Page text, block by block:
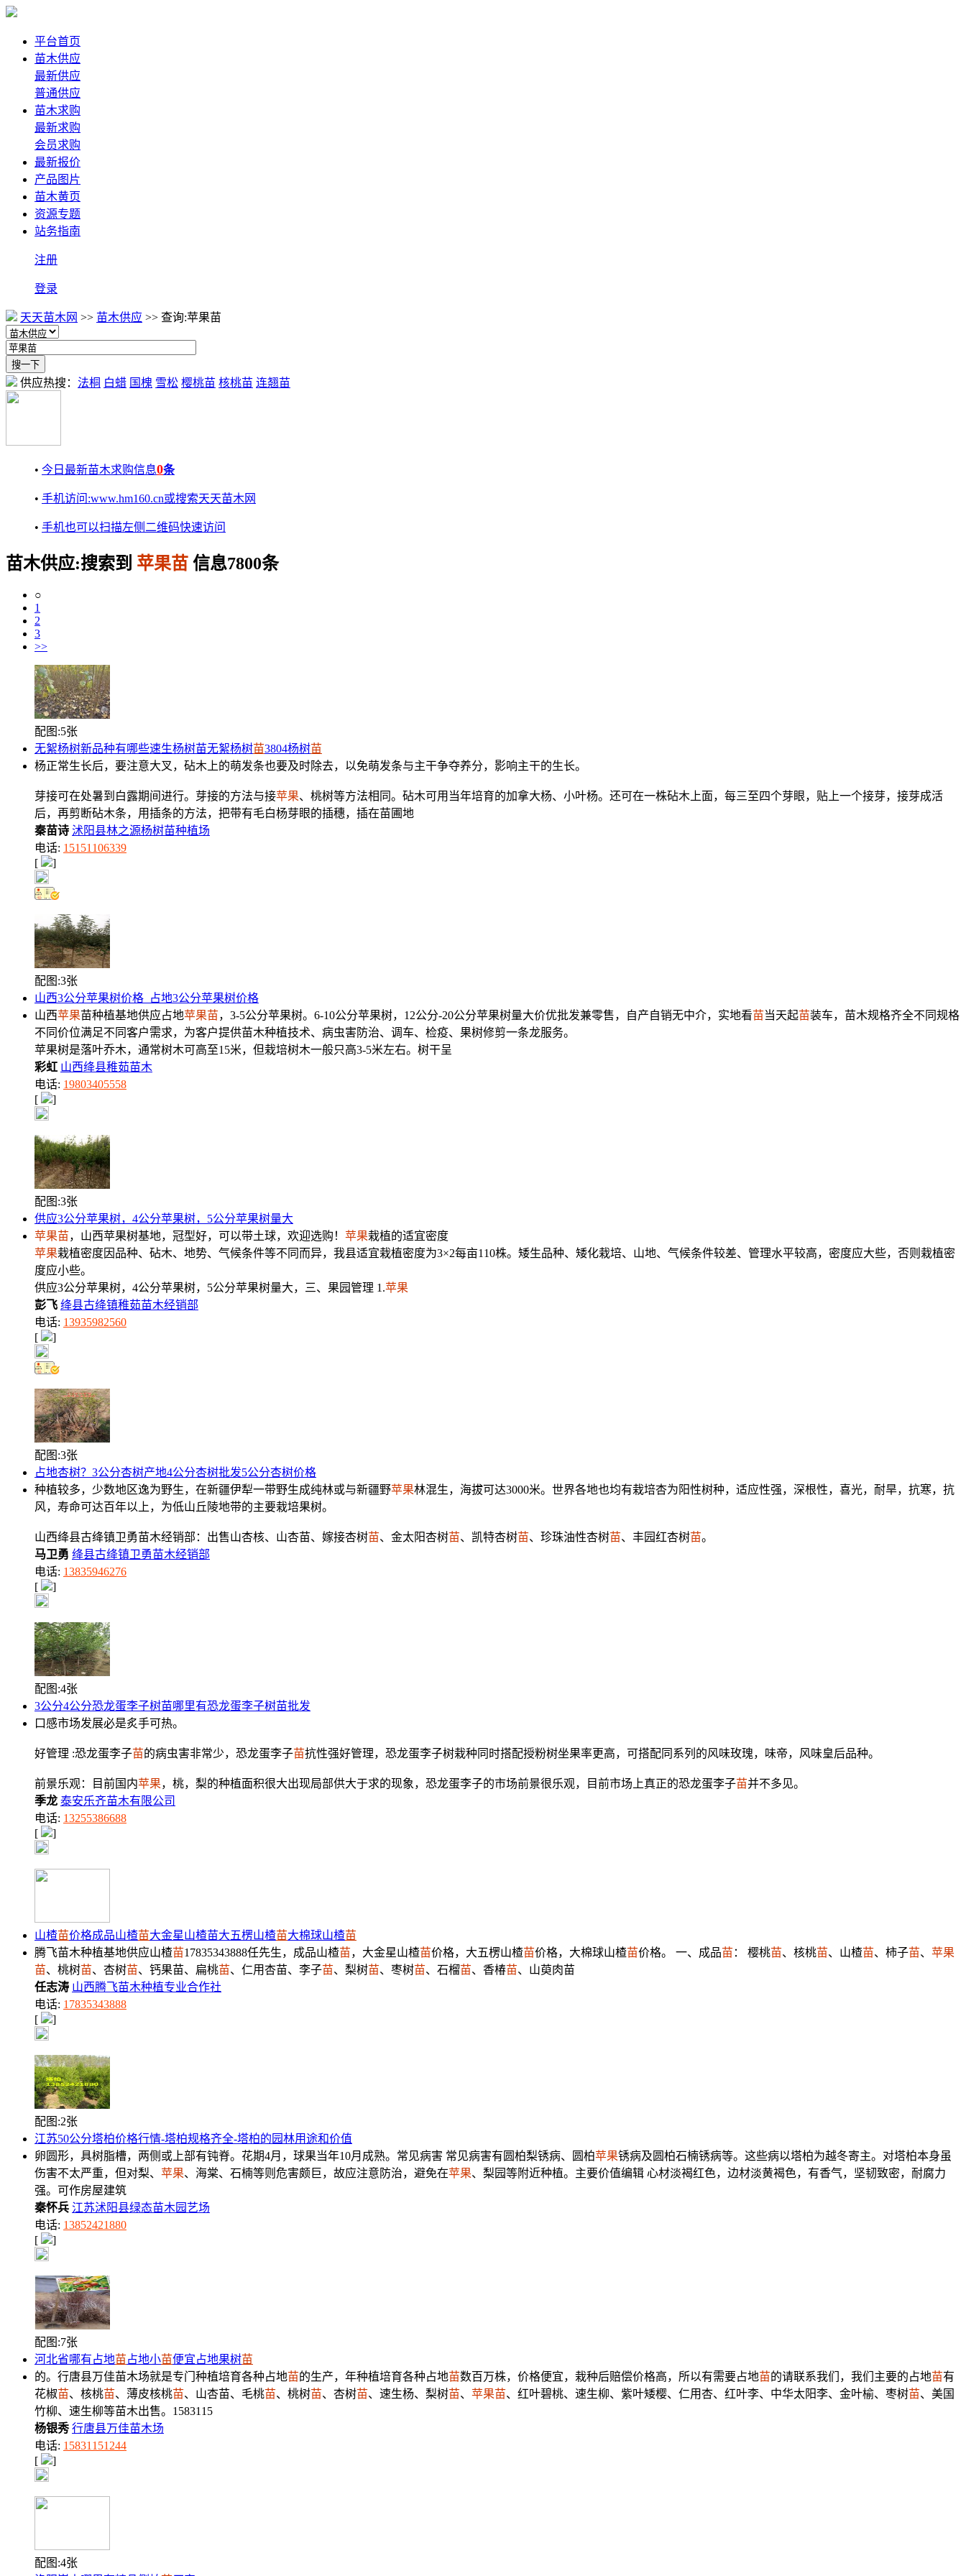
平台首页
苗木供应
最新供应
普通供应
苗木求购
最新求购
会员求购
最新报价
产品图片
苗木黄页
资源专题
站务指南
注册
登录
天天苗木网 >> 苗木供应 >> 查询:苹果苗
供应热搜： 法桐 白蜡 国槐 雪松 樱桃苗 核桃苗 连翘苗
• 今日最新苗木求购信息0条
• 手机访问:www.hm160.cn或搜索天天苗木网
• 手机也可以扫描左侧二维码快速访问
苗木供应:搜索到 苹果苗 信息7800条
○
1
2
3
>>
配图:5张
无絮杨树新品种有哪些速生杨树苗无絮杨树苗3804杨树苗
杨正常生长后，要注意大叉，砧木上的萌发条也要及时除去，以免萌发条与主干争夺养分，影响主干的生长。
芽接可在处暑到白露期间进行。芽接的方法与接苹果、桃树等方法相同。砧木可用当年培育的加拿大杨、小叶杨。还可在一株砧木上面，每三至四个芽眼，贴上一个接芽，接芽成活
后，再剪断砧木条，用插条的方法，把带有毛白杨芽眼的插穗，插在苗圃地
秦苗诗 沭阳县林之源杨树苗种植场
电话: 15151106339
[
]
配图:3张
山西3公分苹果树价格_占地3公分苹果树价格
山西苹果苗种植基地供应占地苹果苗，3-5公分苹果树。6-10公分苹果树，12公分-20公分苹果树量大价优批发兼零售，自产自销无中介，实地看苗当天起苗装车，苗木规格齐全不同规格
不同价位满足不同客户需求，为客户提供苗木种植技术、病虫害防治、调车、检疫、果树修剪一条龙服务。
苹果树是落叶乔木，通常树木可高至15米，但栽培树木一般只高3-5米左右。树干呈
彩虹 山西绛县稚茹苗木
电话: 19803405558
[
]
配图:3张
供应3公分苹果树，4公分苹果树，5公分苹果树量大
苹果苗，山西苹果树基地，冠型好，可以带土球，欢迎选购！ 苹果栽植的适宜密度
苹果栽植密度因品种、砧木、地势、气候条件等不同而异，我县适宜栽植密度为3×2每亩110株。矮生品种、矮化栽培、山地、气候条件较差、管理水平较高，密度应大些，否则栽植密
度应小些。
供应3公分苹果树，4公分苹果树，5公分苹果树量大，三、果园管理 1.苹果
彭飞 绛县古绛镇稚茹苗木经销部
电话: 13935982560
[
]
配图:3张
占地杏树？3公分杏树产地4公分杏树批发5公分杏树价格
种植较多，少数地区逸为野生，在新疆伊犁一带野生成纯林或与新疆野苹果林混生，海拔可达3000米。世界各地也均有栽培杏为阳性树种，适应性强，深根性，喜光，耐旱，抗寒，抗
风，寿命可达百年以上，为低山丘陵地带的主要栽培果树。
山西绛县古绛镇卫勇苗木经销部：出售山杏核、山杏苗、嫁接杏树苗、金太阳杏树苗、凯特杏树苗、珍珠油性杏树苗、丰园红杏树苗。
马卫勇 绛县古绛镇卫勇苗木经销部
电话: 13835946276
[
]
配图:4张
3公分4公分恐龙蛋李子树苗哪里有恐龙蛋李子树苗批发
口感市场发展必是炙手可热。
好管理 :恐龙蛋李子苗的病虫害非常少，恐龙蛋李子苗抗性强好管理，恐龙蛋李子树栽种同时搭配授粉树坐果率更高，可搭配同系列的风味玫瑰，味帝，风味皇后品种。
前景乐观：目前国内苹果，桃，梨的种植面积很大出现局部供大于求的现象，恐龙蛋李子的市场前景很乐观，目前市场上真正的恐龙蛋李子苗并不多见。
季龙 泰安乐齐苗木有限公司
电话: 13255386688
[
]
山楂苗价格成品山楂苗大金星山楂苗大五楞山楂苗大棉球山楂苗
腾飞苗木种植基地供应山楂苗17835343888任先生，成品山楂苗，大金星山楂苗价格，大五楞山楂苗价格，大棉球山楂苗价格。 一、成品苗： 樱桃苗、核桃苗、山楂苗、柿子苗、 苹果
苗、桃树苗、杏树苗、钙果苗、扁桃苗、仁用杏苗、李子苗、梨树苗、枣树苗、石榴苗、香椿苗、山萸肉苗
任志涛 山西腾飞苗木种植专业合作社
电话: 17835343888
[
]
配图:2张
江苏50公分塔柏价格行情-塔柏规格齐全-塔柏的园林用途和价值
卵圆形，具树脂槽，两侧或上部有钝脊。花期4月，球果当年10月成熟。常见病害 常见病害有圆柏梨锈病、圆柏苹果锈病及圆柏石楠锈病等。这些病以塔柏为越冬寄主。对塔柏本身虽
伤害不太严重，但对梨、 苹果、海棠、石楠等则危害颇巨，故应注意防治，避免在苹果、梨园等附近种植。主要价值编辑 心材淡褐红色，边材淡黄褐色，有香气，坚韧致密，耐腐力
强。可作房屋建筑
秦怀兵 江苏沭阳县绿态苗木园艺场
电话: 13852421880
[
]
配图:7张
河北省哪有占地苗占地小苗便宜占地果树苗
的。行唐县万佳苗木场就是专门种植培育各种占地苗的生产，年种植培育各种占地苗数百万株，价格便宜，栽种后赔偿价格高，所以有需要占地苗的请联系我们，我们主要的占地苗有
花椒苗、核桃苗、薄皮核桃苗、山杏苗、毛桃苗、桃树苗、杏树苗、速生杨、梨树苗、 苹果苗、红叶碧桃、速生柳、紫叶矮樱、仁用杏、红叶李、中华太阳李、金叶榆、枣树苗、美国
竹柳、速生柳等苗木出售。1583115
杨银秀 行唐县万佳苗木场
电话: 15831151244
[
]
配图:4张